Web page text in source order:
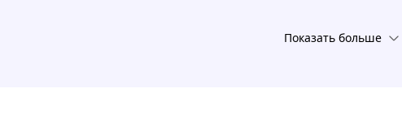
Показать больше